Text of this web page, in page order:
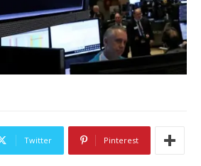
Twitter Pinterest